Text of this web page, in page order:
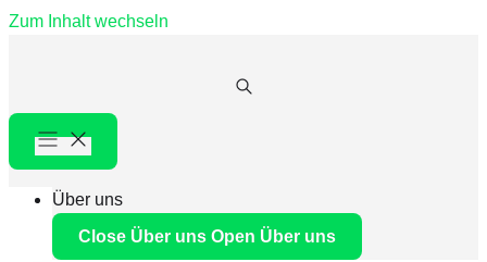
Zum Inhalt wechseln
Über uns
Close Über uns Open Über uns